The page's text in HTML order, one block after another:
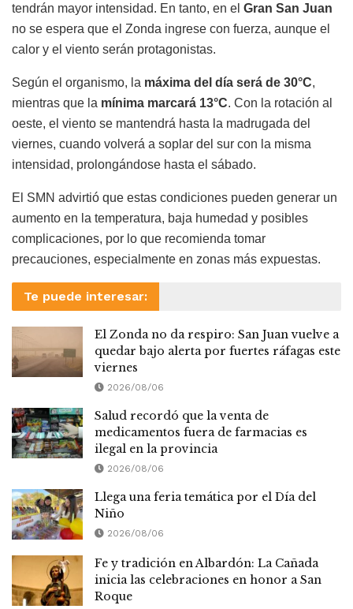
tendrán mayor intensidad. En tanto, en el Gran San Juan
no se espera que el Zonda ingrese con fuerza, aunque el
calor y el viento serán protagonistas.
Según el organismo, la máxima del día será de 30°C,
mientras que la mínima marcará 13°C. Con la rotación al
oeste, el viento se mantendrá hasta la madrugada del
viernes, cuando volverá a soplar del sur con la misma
intensidad, prolongándose hasta el sábado.
El SMN advirtió que estas condiciones pueden generar un
aumento en la temperatura, baja humedad y posibles
complicaciones, por lo que recomienda tomar
precauciones, especialmente en zonas más expuestas.
Te puede interesar:
El Zonda no da respiro: San Juan vuelve a
quedar bajo alerta por fuertes ráfagas este
viernes
2026/08/06
Salud recordó que la venta de
medicamentos fuera de farmacias es
ilegal en la provincia
2026/08/06
Llega una feria temática por el Día del
Niño
2026/08/06
Fe y tradición en Albardón: La Cañada
inicia las celebraciones en honor a San
Roque